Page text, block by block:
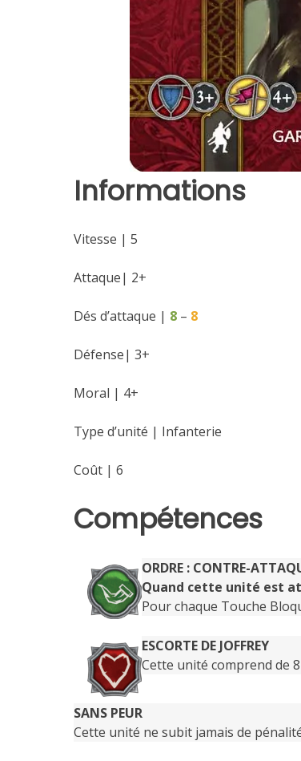
Informations
Vitesse | 5
Attaque| 2+
Dés d’attaque | 8 – 8
Défense| 3+
Moral | 4+
Type d’unité | Infanterie
Coût | 6
Compétences
ORDRE : CONTRE-
Quand cette unité est
Pour chaque Touche
ESCORTE DE JOFFREY
Cette unité comprend de
SANS PEUR
Cette unité ne subit jamais de